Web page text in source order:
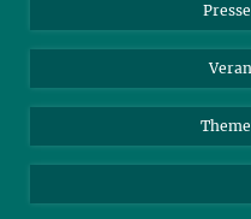
TikTok
YouTube